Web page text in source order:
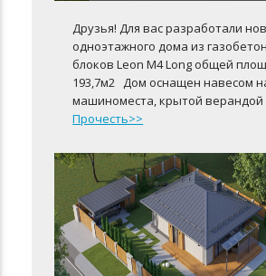
Друзья! Для вас разработали
одноэтажного дома из
блоков Leon M4 Lоng общей
193,7м2 Дом оснащен навесом
машиноместа, крытой верандой
Прочесть>>